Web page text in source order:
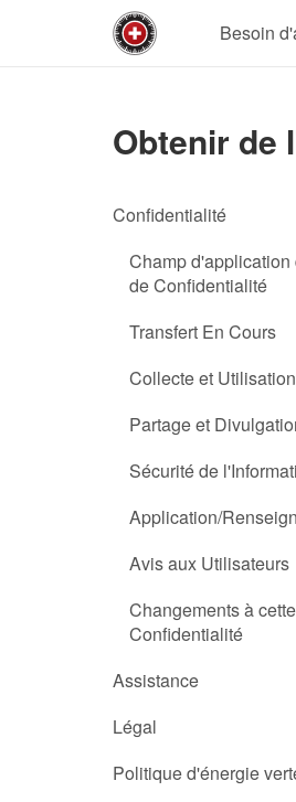
Besoin
Obtenir de
Confidentialité
Champ
de Confidentialité
Transfert En Cours
Collecte et
Partage et
Sécurité de
Application/
Avis aux Utilisateurs
Changements à
Confidentialité
Assistance
Légal
Politique d'énergie